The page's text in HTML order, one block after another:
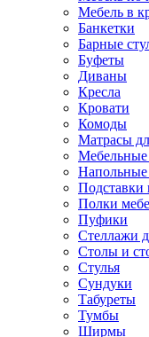
Мебель в
Банкетки
Барные
Буфеты
Диваны
Кресла
Кровати
Комоды
Матрасы
Мебельные
Напольные
Подставки
Полки
Пуфики
Стеллажи
Столы и
Стулья
Сундуки
Табуреты
Тумбы
Ширмы